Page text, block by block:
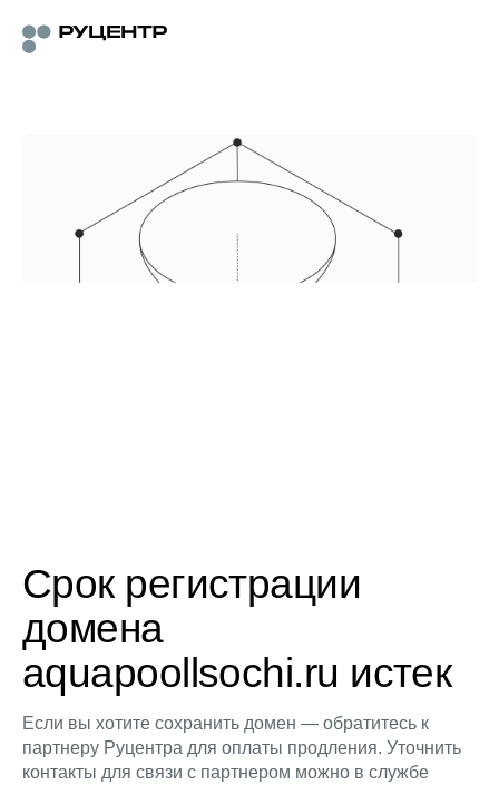
Срок регистрации
домена
aquapoollsochi.ru истек
Если вы хотите сохранить домен — обратитесь к
партнеру Руцентра для оплаты продления. Уточнить
контакты для связи с партнером можно в службе